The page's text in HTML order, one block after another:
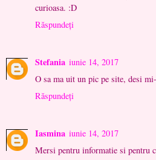
curioasa. :D
Răspundeți
Stefania iunie 14, 2017
O sa ma uit un pic pe site, desi
Răspundeți
Iasmina iunie 14, 2017
Mersi pentru informatie si pentru